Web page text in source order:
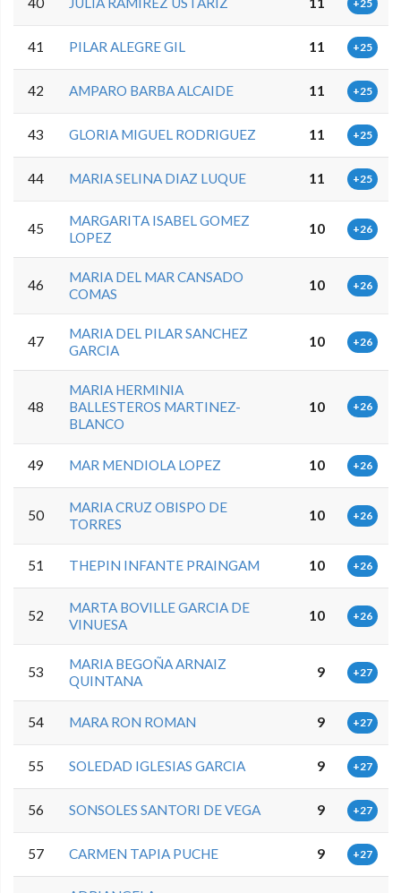
+25
41 PILAR ALEGRE GIL 11 +25
42 AMPARO BARBA ALCAIDE 11 +25
43 GLORIA MIGUEL RODRIGUEZ 11 +25
44 MARIA SELINA DIAZ LUQUE 11 +25
45
MARGARITA ISABEL GOMEZ
LOPEZ
10 +26
46
MARIA DEL MAR CANSADO
COMAS
10 +26
47
MARIA DEL PILAR SANCHEZ
GARCIA
10 +26
48
MARIA HERMINIA
BALLESTEROS MARTINEZ-
BLANCO
10 +26
49 MAR MENDIOLA LOPEZ 10 +26
50
MARIA CRUZ OBISPO DE
TORRES
10 +26
51 THEPIN INFANTE PRAINGAM 10 +26
52
MARTA BOVILLE GARCIA DE
VINUESA
10 +26
53
MARIA BEGOÑA ARNAIZ
QUINTANA
9 +27
54 MARA RON ROMAN 9 +27
55 SOLEDAD IGLESIAS GARCIA 9 +27
56 SONSOLES SANTORI DE VEGA 9 +27
57 CARMEN TAPIA PUCHE 9 +27